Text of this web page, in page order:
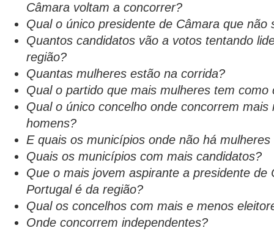
Câmara voltam a concorrer?
Qual o único presidente de Câmara que não
Quantos candidatos vão a votos tentando
região?
Quantas mulheres estão na corrida?
Qual o partido que mais mulheres tem como
Qual o único concelho onde concorrem mais
homens?
E quais os municípios onde não há
Quais os municípios com mais candidatos?
Que o mais jovem aspirante a presidente de
Portugal é da região?
Qual os concelhos com mais e menos
Onde concorrem independentes?